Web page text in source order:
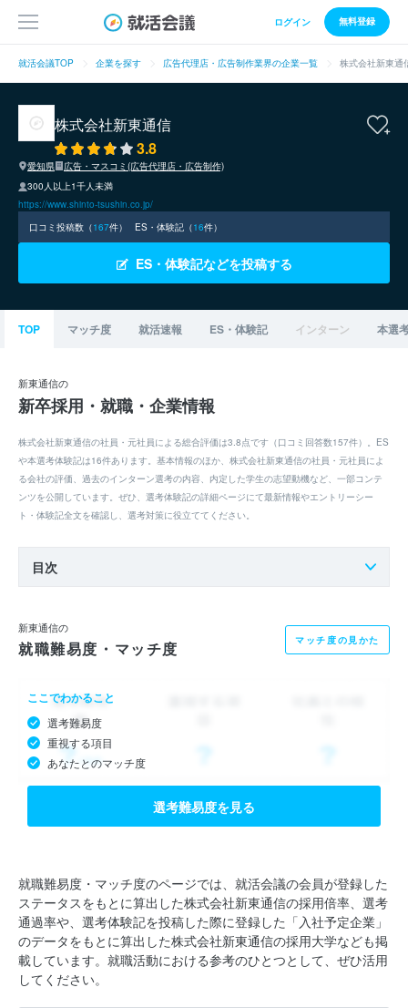
ログイン 無料登録
就活会議TOP 企業を探す 広告代理店・広告制作業界の企業一覧 株式会社新東通
株式会社新東通信
3.8
愛知県
広告・マスコミ(広告代理店・広告制作)
300人以上1千人未満
https://www.shinto-tsushin.co.jp/
口コミ投稿数（167件） ES・体験記（16件）
ES・体験記などを投稿する
TOP マッチ度 就活速報 ES・体験記 インターン 本選
新東通信の
新卒採用・就職・企業情報
株式会社新東通信の社員・元社員による総合評価は3.8点です（口コミ回答数157件）。ES
や本選考体験記は16件あります。基本情報のほか、株式会社新東通信の社員・元社員によ
る会社の評価、過去のインターン選考の内容、内定した学生の志望動機など、一部コンテ
ンツを公開しています。ぜひ、選考体験記の詳細ページにて最新情報やエントリーシー
ト・体験記全文を確認し、選考対策に役立ててください。
目次
新東通信の
就職難易度・マッチ度 マッチ度の見かた
ここでわかること
選考難易度
重視する項目
あなたとのマッチ度
選考難易度を見る
就職難易度・マッチ度のページでは、就活会議の会員が登録した
ステータスをもとに算出した株式会社新東通信の採用倍率、選考
通過率や、選考体験記を投稿した際に登録した「入社予定企業」
のデータをもとに算出した株式会社新東通信の採用大学なども掲
載しています。就職活動における参考のひとつとして、ぜひ活用
してください。